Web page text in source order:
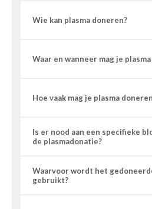
Wie kan plasma doneren?
Waar en wanneer mag je
Hoe vaak mag je plasma
Is er nood aan een specifieke
de plasmadonatie?
Waarvoor wordt het
gebruikt?